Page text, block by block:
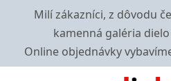
Milí zákazníci, z dôvodu
kamenná galéria
Online objednávky